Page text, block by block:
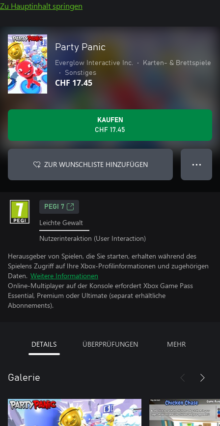
Zu Hauptinhalt springen
Party Panic
Everglow Interactive Inc. •
Karten- & Brettspiele
•
Sonstiges
CHF 17.45
KAUFEN
CHF 17.45
ZUR WUNSCHLISTE HINZUFÜGEN ● ● ●
PEGI 7
Leichte Gewalt
Nutzerinteraktion (User Interaction)
Herausgeber von Spielen, die Sie starten, erhalten während des
Spielens Zugriff auf Ihre Xbox-Profilinformationen und zugehörigen
Daten. Weitere Informationen
Online-Multiplayer auf der Konsole erfordert Xbox Game Pass
Essential, Premium oder Ultimate (separat erhältliche
Abonnements).
DETAILS ÜBERPRÜFUNGEN MEHR
Galerie